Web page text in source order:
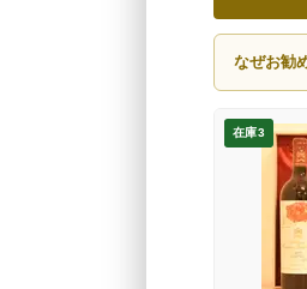
なぜお勧
在庫3